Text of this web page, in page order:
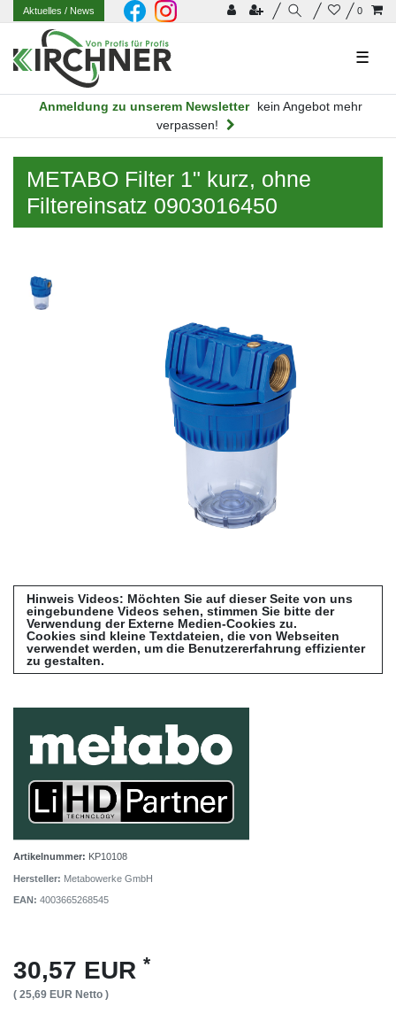
0
Aktuelles/ News
☰
Anmeldung zu unserem Newsletter
kein Angebot mehr
verpassen!
METABO Filter 1" kurz, ohne
Filtereinsatz 0903016450
Hinweis Videos: Möchten Sie auf dieser Seite von uns
eingebundene Videos sehen, stimmen Sie bitte der
Verwendung der Externe Medien-Cookies zu.
Cookies sind kleine Textdateien, die von Webseiten
verwendet werden, um die Benutzererfahrung effizienter
zu gestalten.
Artikelnummer: KP10108
Hersteller: Metabowerke GmbH
EAN: 4003665268545
30,57 EUR *
( 25,69 EUR Netto )